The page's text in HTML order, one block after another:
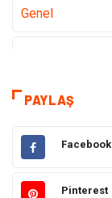
Genel
Tanıtıcı Reklam
Gıda
Eğitim & Kariyer
PAYLAŞ
Facebook
Pinterest